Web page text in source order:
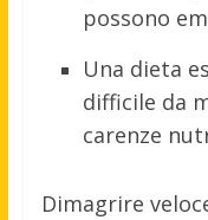
possono
Una dieta
difficile da
carenze
Dimagrire